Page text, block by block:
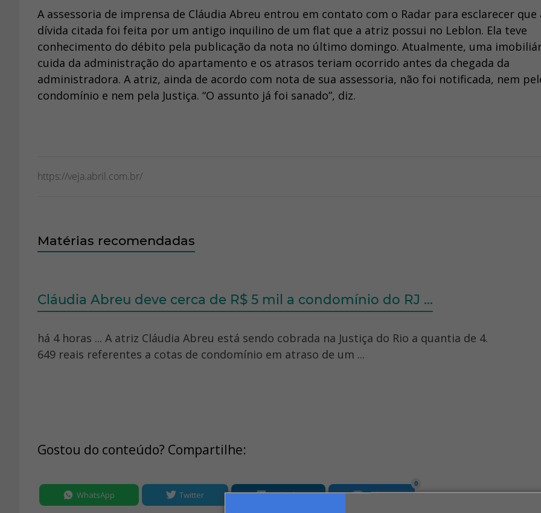
A assessoria de imprensa de Cláudia Abreu entrou em contato com o Radar para esclarecer que
dívida citada foi feita por um antigo inquilino de um flat que a atriz possui no Leblon. Ela teve
conhecimento do débito pela publicação da nota no último domingo. Atualmente, uma
cuida da administração do apartamento e os atrasos teriam ocorrido antes da chegada da
administradora. A atriz, ainda de acordo com nota de sua assessoria, não foi notificada, nem
condomínio e nem pela Justiça. “O assunto já foi sanado”, diz.
https://veja.abril.com.br/
Matérias recomendadas
Cláudia Abreu deve cerca de R$ 5 mil a condomínio do RJ ...
há 4 horas ... A atriz Cláudia Abreu está sendo cobrada na Justiça do Rio a quantia de 4.
649 reais referentes a cotas de condomínio em atraso de um ...
Gostou do conteúdo? Compartilhe:
WhatsApp Twitter LinkedIn Indicar
0